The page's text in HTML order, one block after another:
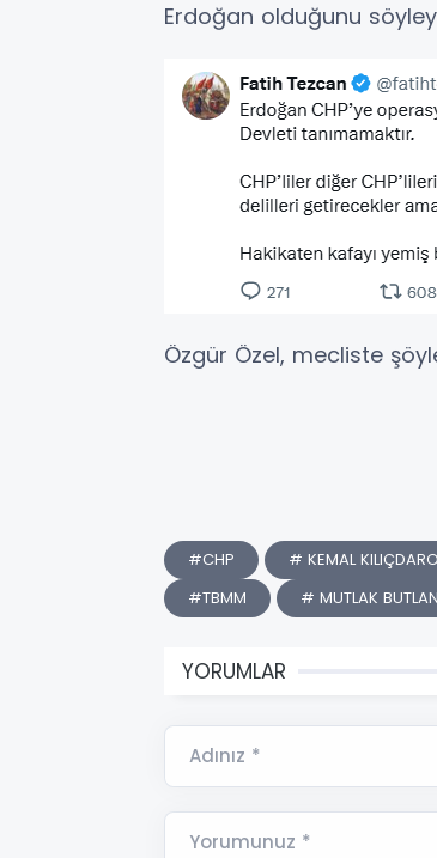
Erdoğan olduğunu
Özgür Özel, mecliste
#CHP # KEMAL
#TBMM
# MUTLAK BUTLAN
YORUMLAR
Adınız *
Yorumunuz *